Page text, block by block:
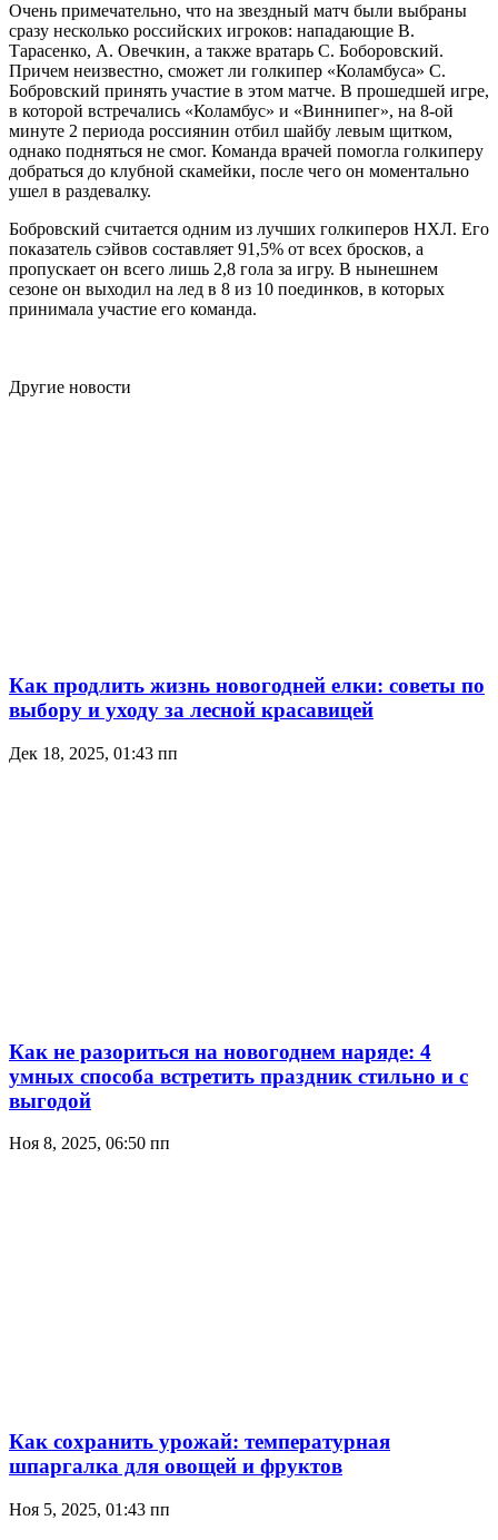
Очень примечательно, что на звездный матч были выбраны
сразу несколько российских игроков: нападающие В.
Тарасенко, А. Овечкин, а также вратарь С. Боборовский.
Причем неизвестно, сможет ли голкипер «Коламбуса» С.
Бобровский принять участие в этом матче. В прошедшей игре,
в которой встречались «Коламбус» и «Виннипег», на 8-ой
минуте 2 периода россиянин отбил шайбу левым щитком,
однако подняться не смог. Команда врачей помогла голкиперу
добраться до клубной скамейки, после чего он моментально
ушел в раздевалку.
Бобровский считается одним из лучших голкиперов НХЛ. Его
показатель сэйвов составляет 91,5% от всех бросков, а
пропускает он всего лишь 2,8 гола за игру. В нынешнем
сезоне он выходил на лед в 8 из 10 поединков, в которых
принимала участие его команда.
Другие новости
Как продлить жизнь новогодней елки: советы по
выбору и уходу за лесной красавицей
Дек 18, 2025, 01:43 пп
Как не разориться на новогоднем наряде: 4
умных способа встретить праздник стильно и с
выгодой
Ноя 8, 2025, 06:50 пп
Как сохранить урожай: температурная
шпаргалка для овощей и фруктов
Ноя 5, 2025, 01:43 пп